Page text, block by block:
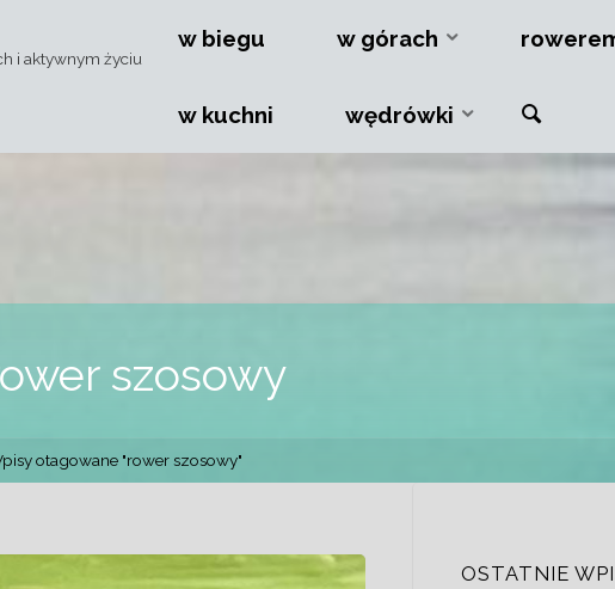
i aktywnym życiu
Przejdź
treści
w biegu w górach
w kuchni wędrówki
szosowy
otagowane "rower szosowy"
OSTATNIE